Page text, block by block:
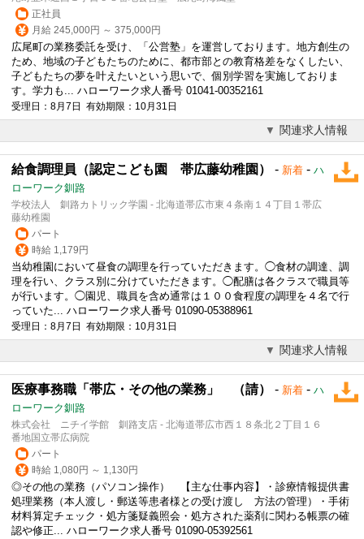
正社員
月給 245,000円 ～ 375,000円
広尾町の業務委託を受け、「公営塾」を運営しております。地方創生の
ため、地域の子どもたちのために、都市部との教育格差をなくしたい、
子どもたちの夢を叶えたいという思いで、個別学習を実施しておりま
す。学力も... ハローワーク求人番号 01041-00352161
受理日：8月7日 有効期限：10月31日
関連求人情報
給食調理員（認定こども園 帯広藤幼稚園） - 新着 - ハ
ローワーク釧路
学校法人 釧路カトリック学園 - 北海道帯広市東４条南１４丁目１帯広
藤幼稚園
パート
時給 1,179円
当幼稚園において昼食の調理を行っていただきます。◯食材の調達、調
理を行い、クラス別に分けていただきます。◯配膳は各クラスで職員等
が行います。◯園児、職員を含め通常は１００食程度の調理を４名で行
っていた... ハローワーク求人番号 01090-05388961
受理日：8月7日 有効期限：10月31日
関連求人情報
医療事務職「帯広・その他の業務」 （請） - 新着 - ハ
ローワーク釧路
株式会社 ニチイ学館 釧路支店 - 北海道帯広市西１８条北２丁目１６
番地国立帯広病院
パート
時給 1,080円 ～ 1,130円
◎その他の業務（パソコン操作） 【主な仕事内容】・診療情報提供書
処理業務（本人渡し・郵送等患者様との受け渡し 方法の管理）・手術
材料算定チェック・処方箋疑義照会・処方された薬剤に関わる帳票の確
認や修正... ハローワーク求人番号 01090-05392561